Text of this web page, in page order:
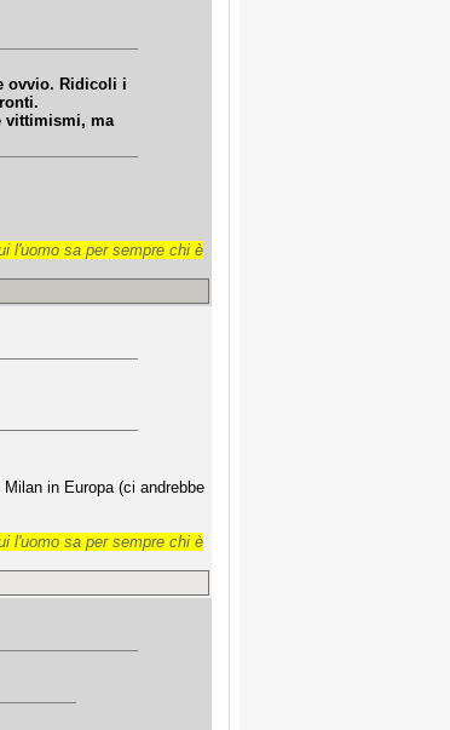
ovvio. Ridicoli i
vittimismi, ma
l'uomo sa per sempre chi è
in Europa (ci andrebbe
l'uomo sa per sempre chi è